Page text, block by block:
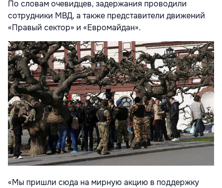
По словам очевидцев, задержания проводили
сотрудники МВД, а также представители движений
«Правый сектор» и «Евромайдан».
«Мы пришли сюда на мирную акцию в поддержку